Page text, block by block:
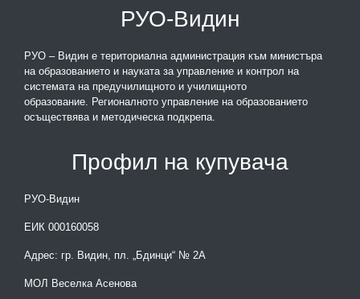
РУО-Видин
РУО – Видин е териториална администрация към министъра
на образованието и науката за управление и контрол на
системата на предучилищното и училищното
образование. Регионалното управление на образованието
осъществява и методическа подкрепа.
Профил на купувача
РУО-Видин
ЕИК 000160058
Адрес: гр. Видин, пл. „Бдинци“ № 2А
МОЛ Веселка Асенова